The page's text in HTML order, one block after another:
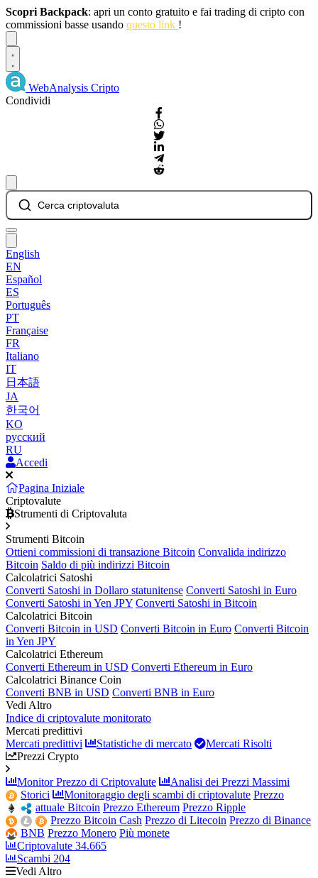
Scopri Backpack: apri un conto gratuito e fai trading di cripto con
commissioni basse usando questo link !
WebAnalysis Cripto
Condividi
Cerca criptovaluta
English
EN
Español
ES
Português
PT
Française
FR
Italiano
IT
日本語
JA
한국어
KO
русский
RU
Accedi
Pagina Iniziale
Criptovalute
Strumenti di Criptovaluta
Strumenti Bitcoin
Ottieni commissioni di transazione Bitcoin Convalida indirizzo
Bitcoin Saldo di più indirizzi Bitcoin
Calcolatrici Satoshi
Converti Satoshi in Dollaro statunitense Converti Satoshi in Euro
Converti Satoshi in Yen JPY Converti Satoshi in Bitcoin
Calcolatrici Bitcoin
Converti Bitcoin in USD Converti Bitcoin in Euro Converti Bitcoin
in Yen JPY
Calcolatrici Ethereum
Converti Ethereum in USD Converti Ethereum in Euro
Calcolatrici Binance Coin
Converti BNB in USD Converti BNB in Euro
Vedi Altro
Indice di criptovalute monitorato
Mercati predittivi
Mercati predittivi
Statistiche di mercato
Mercati Risolti
Prezzi Crypto
Monitor Prezzo di Criptovalute
Analisi dei Prezzi Massimi
Storici
Monitoraggio degli scambi di criptovalute Prezzo
attuale Bitcoin Prezzo Ethereum Prezzo Ripple
Prezzo Bitcoin Cash Prezzo di Litecoin Prezzo di Binance
BNB Prezzo Monero Più monete
Criptovalute 34.665
Scambi 204
Vedi Altro